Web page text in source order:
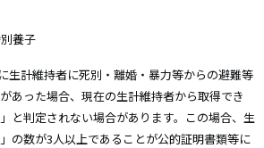
養子
生計維持者に死別・離婚・暴力等からの避難等
あった場合、現在の生計維持者から取得でき
と判定されない場合があります。この場合、生
の数が3人以上であることが公的証明書類等に